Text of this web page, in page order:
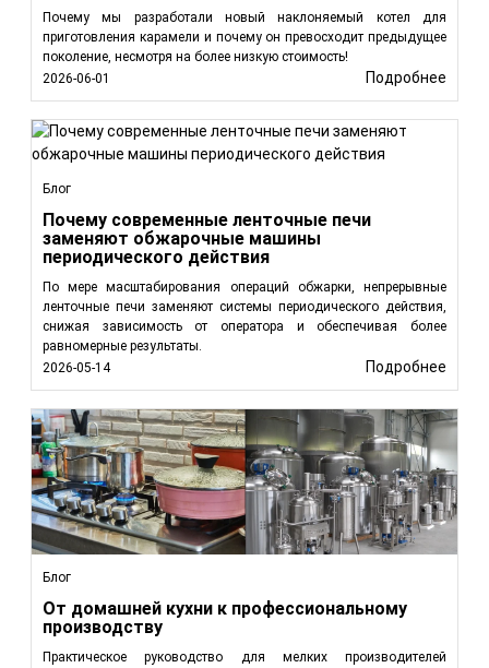
Почему мы разработали новый наклоняемый котел для
приготовления карамели и почему он превосходит предыдущее
поколение, несмотря на более низкую стоимость!
2026-06-01
Подробнее
Блог
Почему современные ленточные печи
заменяют обжарочные машины
периодического действия
По мере масштабирования операций обжарки, непрерывные
ленточные печи заменяют системы периодического действия,
снижая зависимость от оператора и обеспечивая более
равномерные результаты.
2026-05-14
Подробнее
Блог
От домашней кухни к профессиональному
производству
Практическое руководство для мелких производителей